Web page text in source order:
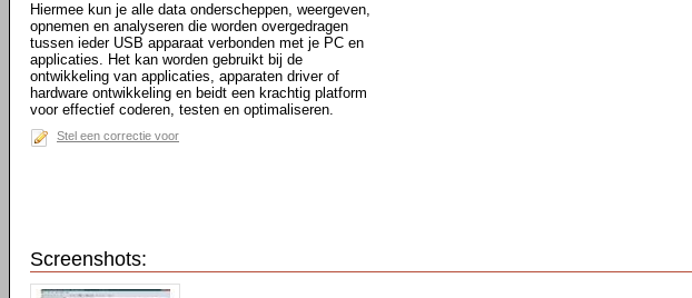
Hiermee kun je alle data onderscheppen, weergeven,
opnemen en analyseren die worden overgedragen
tussen ieder USB apparaat verbonden met je PC en
applicaties. Het kan worden gebruikt bij de
ontwikkeling van applicaties, apparaten driver of
hardware ontwikkeling en beidt een krachtig platform
voor effectief coderen, testen en optimaliseren.
Stel een correctie voor
Screenshots: